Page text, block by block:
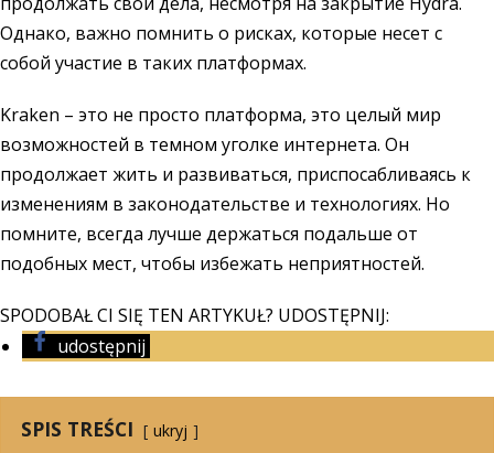
Однако, важно помнить о рисках, которые несет с
собой участие в таких платформах.
Kraken – это не просто платформа, это целый мир
возможностей в темном уголке интернета. Он
продолжает жить и развиваться, приспосабливаясь к
изменениям в законодательстве и технологиях. Но
помните, всегда лучше держаться подальше от
подобных мест, чтобы избежать неприятностей.
SPODOBAŁ CI SIĘ TEN ARTYKUŁ? UDOSTĘPNIJ:
udostępnij
SPIS TREŚCI
ukryj